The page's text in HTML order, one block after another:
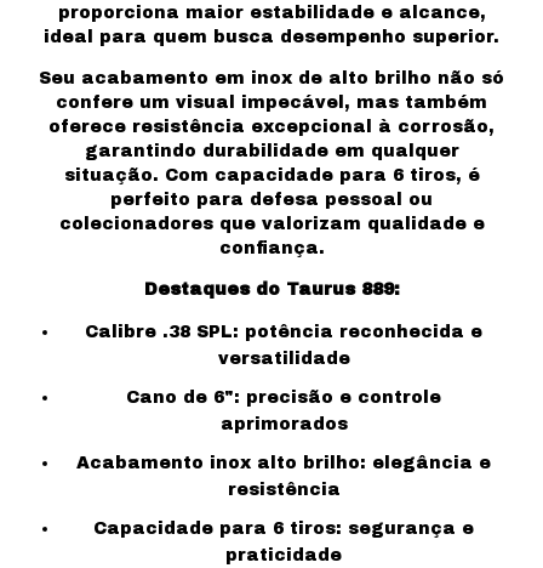
proporciona maior estabilidade e alcance,
ideal para quem busca desempenho superior.
Seu acabamento em inox de alto brilho não só
confere um visual impecável, mas também
oferece resistência excepcional à corrosão,
garantindo durabilidade em qualquer
situação. Com capacidade para 6 tiros, é
perfeito para defesa pessoal ou
colecionadores que valorizam qualidade e
confiança.
Destaques do Taurus 889:
Calibre .38 SPL: potência reconhecida e
versatilidade
Cano de 6": precisão e controle
aprimorados
Acabamento inox alto brilho: elegância e
resistência
Capacidade para 6 tiros: segurança e
praticidade